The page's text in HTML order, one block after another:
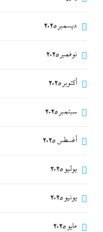
ديسمبر 2025
نوفمبر 2025
أكتوبر 2025
سبتمبر 2025
أغسطس 2025
يوليو 2025
يونيو 2025
مايو 2025